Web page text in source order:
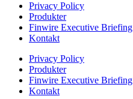
Privacy Policy
Produkter
Finwire Executive Briefing
Kontakt
Privacy Policy
Produkter
Finwire Executive Briefing
Kontakt